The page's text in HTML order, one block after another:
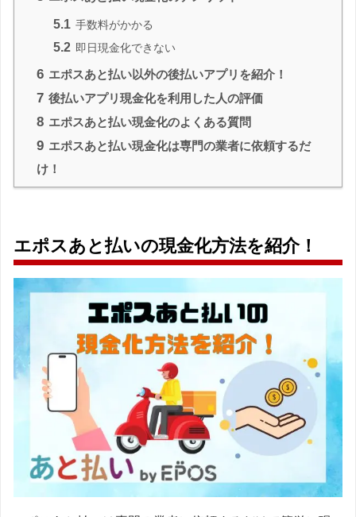
5.1 手数料がかかる
5.2 即日現金化できない
6 エポスあと払い以外の後払いアプリを紹介！
7 後払いアプリ現金化を利用した人の評価
8 エポスあと払い現金化のよくある質問
9 エポスあと払い現金化は専門の業者に依頼するだ
け！
エポスあと払いの現金化方法を紹介！